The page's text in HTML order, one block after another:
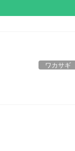
ワカサギ